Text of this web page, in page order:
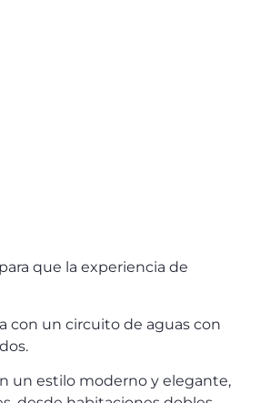
que la experiencia de
con un circuito de aguas con
un estilo moderno y elegante,